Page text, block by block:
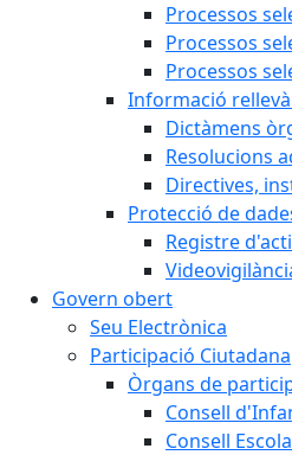
Processos
Processos
Processos
Informació
Dictàmens
Resolucions
Directives,
Protecció de
Registre
Govern obert
Seu Electrònica
Participació Ciutadana
Òrgans de
Consell
Consell